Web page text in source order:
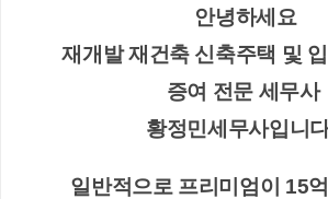
안녕하세요
재개발 재건축 신축주택 및
증여 전문 세무사
황정민세무사입니
일반적으로 프리미엄이 15